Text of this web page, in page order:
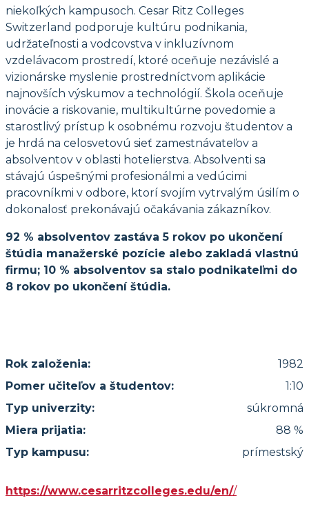
niekoľkých kampusoch. Cesar Ritz Colleges
Switzerland podporuje kultúru podnikania,
udržateľnosti a vodcovstva v inkluzívnom
vzdelávacom prostredí, ktoré oceňuje nezávislé a
vizionárske myslenie prostredníctvom aplikácie
najnovších výskumov a technológií. Škola oceňuje
inovácie a riskovanie, multikultúrne povedomie a
starostlivý prístup k osobnému rozvoju študentov a
je hrdá na celosvetovú sieť zamestnávateľov a
absolventov v oblasti hotelierstva. Absolventi sa
stávajú úspešnými profesionálmi a vedúcimi
pracovníkmi v odbore, ktorí svojím vytrvalým úsilím o
dokonalosť prekonávajú očakávania zákazníkov.
92 % absolventov zastáva 5 rokov po ukončení
štúdia manažerské pozície alebo zakladá vlastnú
firmu; 10 % absolventov sa stalo podnikateľmi do
8 rokov po ukončení štúdia.
Rok založenia:
1982
Pomer učiteľov a študentov:
1:10
Typ univerzity:
súkromná
Miera prijatia:
88 %
Typ kampusu:
prímestský
https://www.cesarritzcolleges.edu/en//